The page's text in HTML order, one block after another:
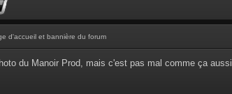
d'accueil et bannière du forum
du Manoir Prod, mais c'est pas mal comme ça aussi